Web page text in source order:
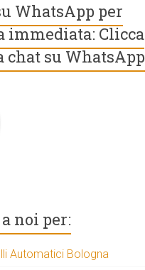
WhatsApp per
immediata: Clicca
chat su WhatsApp
noi per:
Automatici Bologna